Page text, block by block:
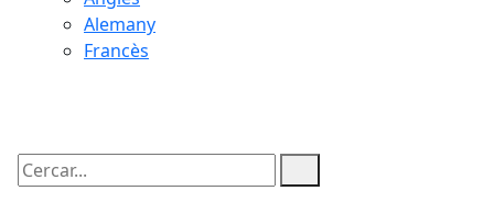
Alemany
Francès
Cercar: